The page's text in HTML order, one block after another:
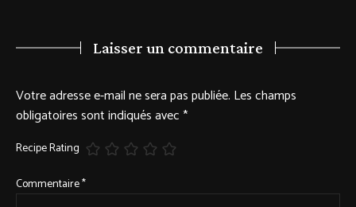
Laisser un commentaire
Votre adresse e-mail ne sera pas publiée. Les champs
obligatoires sont indiqués avec*
Recipe Rating
Commentaire*